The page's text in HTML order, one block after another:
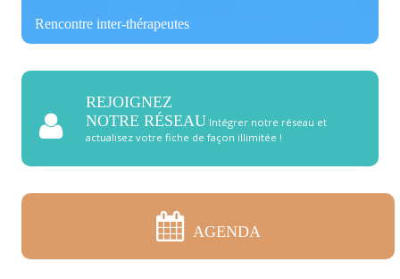
Rencontre inter-thérapeutes
REJOIGNEZ
NOTRE RÉSEAU Intégrer notre réseau et
actualisez votre fiche de façon illimitée !
AGENDA